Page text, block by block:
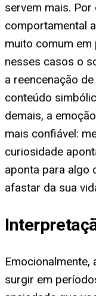
servem mais.
comportamental
muito comum
nesses casos o
a reencenação
conteúdo
demais, a
mais confiável:
curiosidade
aponta para algo
afastar da sua
Emocionalmente,
surgir em